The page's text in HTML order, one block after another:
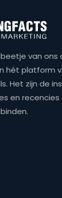
van ons
hét platform
Het zijn de
en recencies